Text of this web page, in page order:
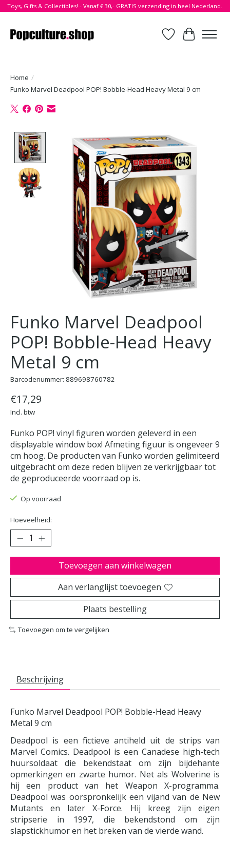
Toys, Gifts & Collectibles! - Vanaf € 30,- GRATIS verzending in heel Nederland.
Verlanglijst
Home /
Funko Marvel Deadpool POP! Bobble-Head Heavy Metal 9 cm
Product image slideshow Items
Funko Marvel Deadpool
POP! Bobble-Head Heavy
Metal 9 cm
Barcodenummer: 889698760782
€17,29
Incl. btw
Funko POP! vinyl figuren worden geleverd in een
displayable window box! Afmeting figuur is ongeveer 9
cm hoog. De producten van Funko worden gelimiteerd
uitgebracht om deze reden blijven ze verkrijgbaar tot
de geproduceerde voorraad op is.
Op voorraad
Hoeveelheid:
Toevoegen aan winkelwagen
Aan verlanglijst toevoegen
Plaats bestelling
Toevoegen om te vergelijken
Beschrijving
Funko Marvel Deadpool POP! Bobble-Head Heavy
Metal 9 cm
Deadpool is een fictieve antiheld uit de strips van
Marvel Comics. Deadpool is een Canadese high-tech
huursoldaat die bekendstaat om zijn bijdehante
opmerkingen en zwarte humor. Net als Wolverine is
hij een product van het Weapon X-programma.
Deadpool was oorspronkelijk een vijand van de New
Mutants en later X-Force. Hij kreeg zijn eigen
stripserie in 1997, die bekendstond om zijn
slapstickhumor en het breken van de vierde wand.